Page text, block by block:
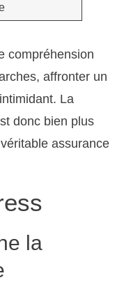
compréhension
affronter un
La
donc bien plus
assurance
la